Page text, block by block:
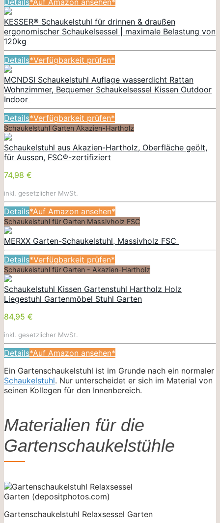
KESSER® Schaukelstuhl für drinnen & draußen
ergonomischer Schaukelsessel | maximale Belastung von
120kg
Details*Verfügbarkeit prüfen*
MCNDSI Schaukelstuhl Auflage wasserdicht Rattan
Wohnzimmer, Bequemer Schaukelsessel Kissen Outdoor
Indoor
Details*Verfügbarkeit prüfen*
Schaukelstuhl Garten Akazien-Hartholz
Schaukelstuhl aus Akazien-Hartholz, Oberfläche geölt,
für Aussen, FSC®-zertifiziert
74,98 €
inkl. gesetzlicher MwSt.
Details*Auf Amazon ansehen*
Schaukelstuhl für Garten Massivholz FSC
MERXX Garten-Schaukelstuhl, Massivholz FSC
Details*Verfügbarkeit prüfen*
Schaukelstuhl für Garten - Akazien-Hartholz
Schaukelstuhl Kissen Gartenstuhl Hartholz Holz
Liegestuhl Gartenmöbel Stuhl Garten
84,95 €
inkl. gesetzlicher MwSt.
Details*Auf Amazon ansehen*
Ein Gartenschaukelstuhl ist im Grunde nach ein normaler
Schaukelstuhl. Nur unterscheidet er sich im Material von
seinen Kollegen für den Innenbereich.
Materialien für die
Gartenschaukelstühle
Gartenschaukelstuhl Relaxsessel Garten